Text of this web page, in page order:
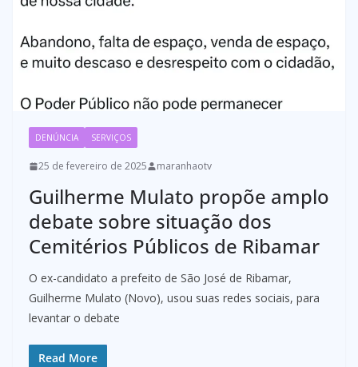
DENÚNCIA SERVIÇOS
25 de fevereiro de 2025 maranhaotv
Guilherme Mulato propõe amplo
debate sobre situação dos
Cemitérios Públicos de Ribamar
O ex-candidato a prefeito de São José de Ribamar,
Guilherme Mulato (Novo), usou suas redes sociais, para
levantar o debate
Read More